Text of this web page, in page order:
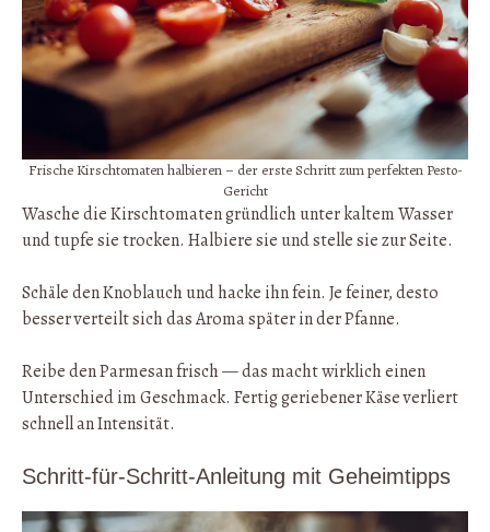
Frische Kirschtomaten halbieren – der erste Schritt zum perfekten Pesto-
Gericht
Wasche die Kirschtomaten gründlich unter kaltem Wasser
und tupfe sie trocken. Halbiere sie und stelle sie zur Seite.
Schäle den Knoblauch und hacke ihn fein. Je feiner, desto
besser verteilt sich das Aroma später in der Pfanne.
Reibe den Parmesan frisch — das macht wirklich einen
Unterschied im Geschmack. Fertig geriebener Käse verliert
schnell an Intensität.
Schritt-für-Schritt-Anleitung mit Geheimtipps